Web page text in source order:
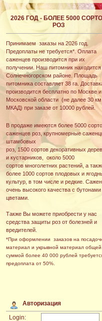
2026 ГОД - БОЛЕЕ 5000
РОЗ
Принимаем заказы на 2026 год.
Предоплаты не требуется*. Оплата
саженцев производится при их
получении. Наш питомник находится
Солнечногорском районе. Площадь
питомника составляет 38 га.
производится бесплатно по Москве и
Московской области (не далее 30 км
МКАД) при заказе от 10000 рублей.
В продаже имеются более 5000
саженцев роз, крупномерные
штамбовых
роз, 1500 сортов декоративных
и кустарников, около 5000
сортов многолетних растений, а
более 1000 сортов плодовых и
культур, в том числе и редкие.
очень высокого качества с бутонами
цветами.
Также Вы можете приобрести у нас
средства защиты роз от болезней и
вредителей.
*При оформлении заказов на
материал и укрывной материал общей
суммой более 40 000 рублей
предоплата от 50%.
Авторизация
Login: